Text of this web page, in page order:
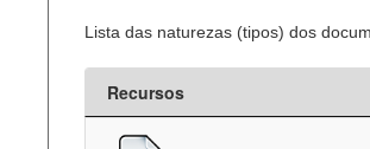
Lista das naturezas (tipos) dos
Recursos